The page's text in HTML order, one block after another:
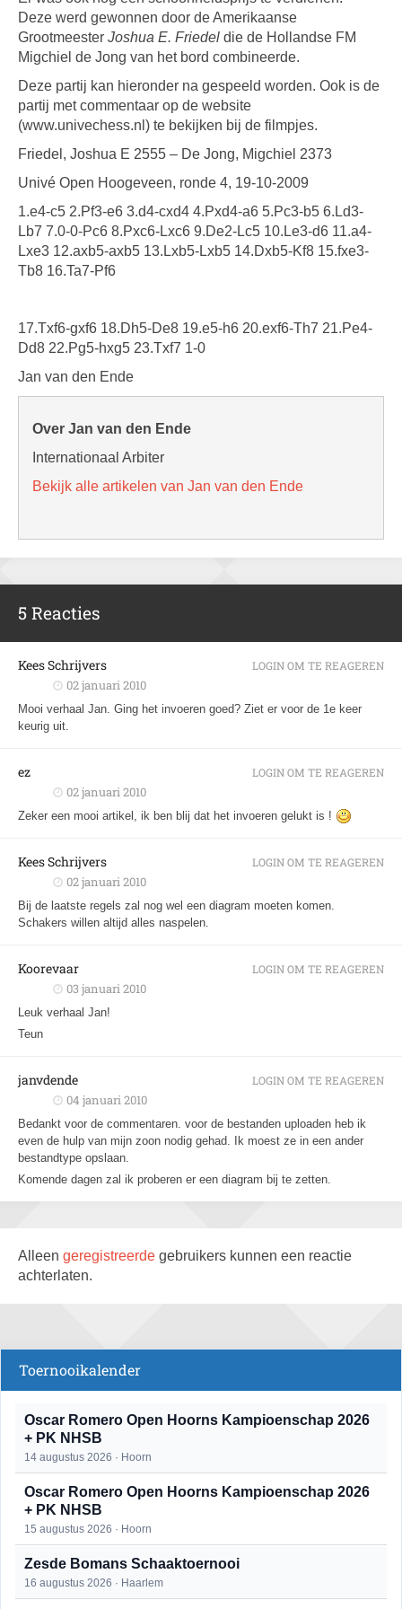
Deze werd gewonnen door de Amerikaanse
Grootmeester Joshua E. Friedel die de Hollandse FM
Migchiel de Jong van het bord combineerde.
Deze partij kan hieronder na gespeeld worden. Ook is de
partij met commentaar op de website
(www.univechess.nl) te bekijken bij de filmpjes.
Friedel, Joshua E 2555 – De Jong, Migchiel 2373
Univé Open Hoogeveen, ronde 4, 19-10-2009
1.e4-c5 2.Pf3-e6 3.d4-cxd4 4.Pxd4-a6 5.Pc3-b5 6.Ld3-
Lb7 7.0-0-Pc6 8.Pxc6-Lxc6 9.De2-Lc5 10.Le3-d6 11.a4-
Lxe3 12.axb5-axb5 13.Lxb5-Lxb5 14.Dxb5-Kf8 15.fxe3-
Tb8 16.Ta7-Pf6
17.Txf6-gxf6 18.Dh5-De8 19.e5-h6 20.exf6-Th7 21.Pe4-
Dd8 22.Pg5-hxg5 23.Txf7 1-0
Jan van den Ende
Over Jan van den Ende
Internationaal Arbiter
Bekijk alle artikelen van Jan van den Ende
5 Reacties
Kees Schrijvers
02 januari 2010
Mooi verhaal Jan. Ging het invoeren goed? Ziet er voor de 1e keer
keurig uit.
LOGIN OM TE REAGEREN
ez
02 januari 2010
Zeker een mooi artikel, ik ben blij dat het invoeren gelukt is !
LOGIN OM TE REAGEREN
Kees Schrijvers
02 januari 2010
Bij de laatste regels zal nog wel een diagram moeten komen.
Schakers willen altijd alles naspelen.
LOGIN OM TE REAGEREN
Koorevaar
03 januari 2010
Leuk verhaal Jan!
Teun
LOGIN OM TE REAGEREN
janvdende
04 januari 2010
Bedankt voor de commentaren. voor de bestanden uploaden heb ik
even de hulp van mijn zoon nodig gehad. Ik moest ze in een ander
bestandtype opslaan.
Komende dagen zal ik proberen er een diagram bij te zetten.
LOGIN OM TE REAGEREN
Alleen geregistreerde gebruikers kunnen een reactie
achterlaten.
Toernooikalender
Oscar Romero Open Hoorns Kampioenschap 2026
+ PK NHSB
14 augustus 2026 · Hoorn
Oscar Romero Open Hoorns Kampioenschap 2026
+ PK NHSB
15 augustus 2026 · Hoorn
Zesde Bomans Schaaktoernooi
16 augustus 2026 · Haarlem